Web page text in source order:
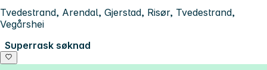
Tvedestrand, Arendal, Gjerstad, Risør, Tvedestrand,
Vegårshei
Superrask søknad